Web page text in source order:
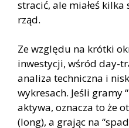
stracić, ale miałeś
rząd.
Ze względu na krótki
inwestycji, wśród day-
analiza techniczna i
wykresach. Jeśli gramy
aktywa, oznacza to że
(long), a grając na